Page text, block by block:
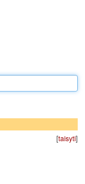
[taisyti]